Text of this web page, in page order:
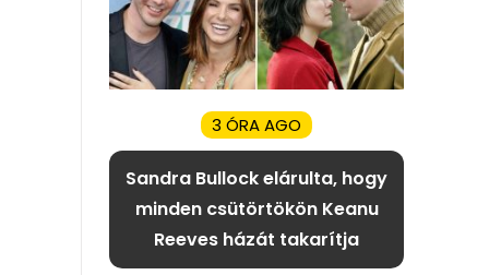
3 ÓRA AGO
Sandra Bullock elárulta, hogy
minden csütörtökön Keanu
Reeves házát takarítja